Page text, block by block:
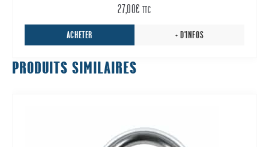
27,00€ TTC
ACHETER + D'INFOS
PRODUITS SIMILAIRES